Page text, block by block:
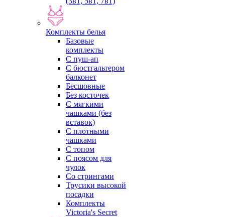
Комплекты белья
Базовые
комплекты
С пуш-ап
С бюстгальтером
балконет
Бесшовные
Без косточек
С мягкими
чашками (без
вставок)
С плотными
чашками
С топом
С поясом для
чулок
Со стрингами
Трусики высокой
посадки
Комплекты
Victoria's Secret